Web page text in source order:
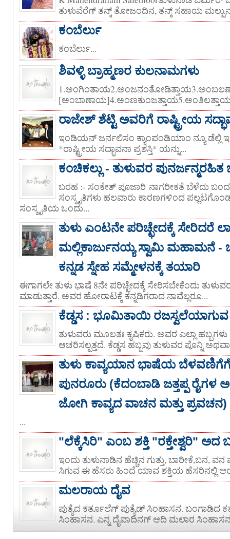
ತುಳುವೆರೆಗ್ ತನ್ಕ್ ತೋಜಂದಿನ, ತನ್ಕ್ ಸಹಾಯ
ಕಂಬೆರ್ಲು
ಕಂಬೆರ್ಲು...
ಶಿವಳ್ಳಿ ಬ್ರಾಹ್ಮಣರ ಕುಲನಾಮಗಳು
ರಾಜೇಶ್ ಶೆಟ್ಟಿ ಅವರಿಗೆ ರಾಷ್ಟ್ರೀಯ
ಇಂಡಿಯನ್ ಜರ್ನಲಿಸಂ ಕ್ಯಾಂಪಂಡಿಯಾಂ ನ್ಯೂ ಡೆಲ್ಲಿ
*ರಾಷ್ಟ್ರೀಯ ಸದ್ಭಾವನಾ ಪ್ರಶಸ್ತಿ* ಯನ್ನು...
ಕಂಚಿಕಲ್ಲು - ತುಳುವರ
ಬರಹ :- ಸಂಕೇತ್ ಪೂಜಾರಿ ನಾಗರೀಕತೆ ಬೆಳೆದು
ಸಂಸ್ಕೃತಿಗಳು ಹಲವಾರು ಕಾರಣಗಳಿಂದ
ಸಂಸ್ಕೃತಿಯ ಒಂದು...
ತುಳು ಎಂಟನೇ ಪರಿಚ್ಛೇದಕ್ಕೆ ಸೇರಿದರೆ
ಮಲ್ಲಿಕಾರ್ಜುನಯ್ಯ ಸ್ವಾಮಿ ಮಹಾಮನೆ -
ಕನ್ನಡ ಸ್ನೇಹ ಸಮ್ಮೇಳನಕ್ಕೆ ತಯಾರಿ
ಈಗಾಗಲೇ ತುಳು ಭಾಷೆ 8ನೇ ಪರಿಚ್ಛೇದಕ್ಕೆ ಸೇರಿಸಬೇಕೆಂದು
ಮಾಡುತ್ತಾರೆ. ಅವರ ಹೋರಾಟಕ್ಕೆ ಕನ್ನಡಿಗರಾದ ನಾವೆಲ್ಲರೂ...
ಕೆಡ್ಡಸ : ಭೂಮಿತಾಯಿ ರಜಸ್ವಲೆಯಾಗುವ
ತುಳುವರು ಮೂಲತಃ ಕೃಷಿಕರು. ಅವರ ಎಲ್ಲಾ
ಆಚರಿಸಲ್ಪತ್ತದೆ. ಕೆಡ್ಡಸ ಹಬ್ಬವು ತುಳುವರ ಪೊನ್ನಿ
ತುಳು ಕಾವ್ಯಯಾನ ಭಾಷೆಯ ಬೆಳವಣಿಗೆಗೆ
ಪುನರೂರು (ಕೆದಂಬಾಡಿ ಜತ್ತಪ್ಪ
ಜೋಗಿ ಕಾವ್ಯದ ವಾಚನ ಮತ್ತು ಪ್ರವಚನ)
...
"ಲೆಕ್ಕೆಸಿರಿ" ಎಂಬ ಶಕ್ತಿ "ರಕ್ತೇಶ್ವರಿ" ಅದ
ಇಂದು ತುಳುನಾಡಿನ ಹೆಚ್ಚಿನ ಗುತ್ತು, ಬಾರೀಕೆ,ಬನ,
ಸಿಗುವ ಈ ಹೆಸರು ಹಿಂದೆ ಯಾವ ಶಕ್ತಿಯ ಹೆಸರಿನಲ್ಲಿ
ಮಲರಾಯ ದೈವ
ಪುತ್ಯೆದ ಕರ್ತೂಲೆಗ್ ಪುತ್ಯೆಡ್ ಸಿಂಹಾಸನ. ಬಂಗಾಡಿದ
ಸಿಂಹಾಸನ. ಎನ್ನ ದೈವಾದಿನಗ್ ಆದಿ ಮಲಾರ ಸಿಂಹಾಸನ.